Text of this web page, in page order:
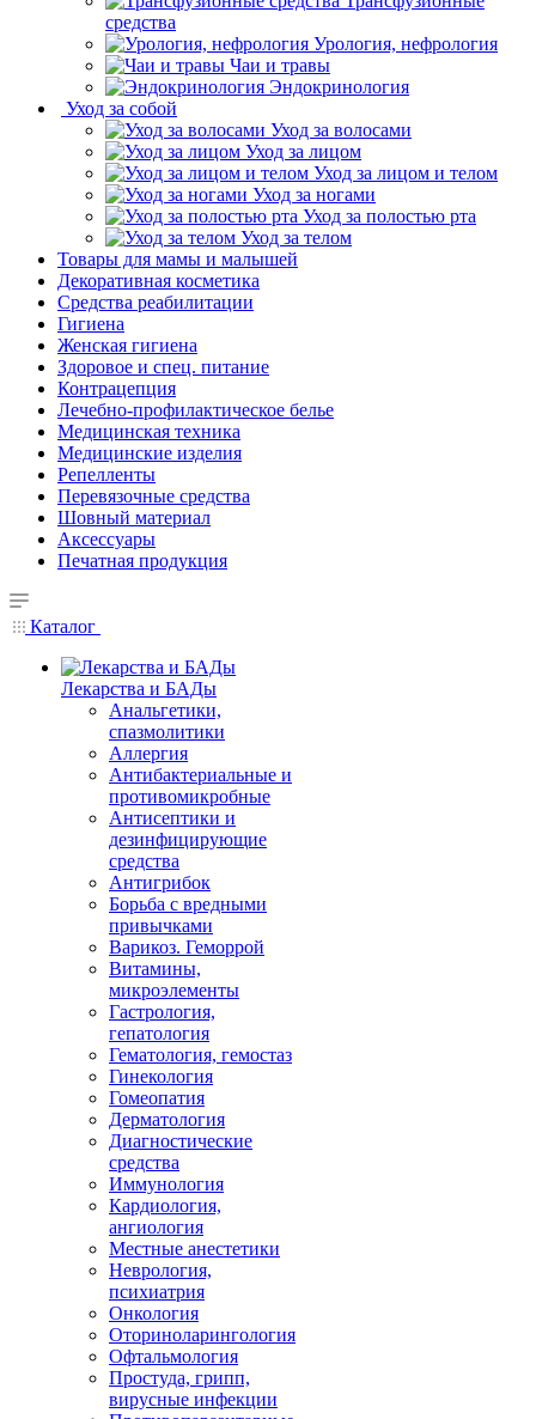
средства
Урология, нефрология
Чаи и травы
Эндокринология
Уход за собой
Уход за волосами
Уход за лицом
Уход за лицом и телом
Уход за ногами
Уход за полостью рта
Уход за телом
Товары для мамы и малышей
Декоративная косметика
Средства реабилитации
Гигиена
Женская гигиена
Здоровое и спец. питание
Контрацепция
Лечебно-профилактическое белье
Медицинская техника
Медицинские изделия
Репелленты
Перевязочные средства
Шовный материал
Аксессуары
Печатная продукция
Каталог
Лекарства и БАДы
Анальгетики,
спазмолитики
Аллергия
Антибактериальные и
противомикробные
Антисептики и
дезинфицирующие
средства
Антигрибок
Борьба с вредными
привычками
Варикоз. Геморрой
Витамины,
микроэлементы
Гастрология,
гепатология
Гематология, гемостаз
Гинекология
Гомеопатия
Дерматология
Диагностические
средства
Иммунология
Кардиология,
ангиология
Местные анестетики
Неврология,
психиатрия
Онкология
Оториноларингология
Офтальмология
Простуда, грипп,
вирусные инфекции